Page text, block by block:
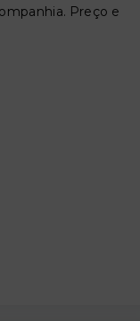
Preço e